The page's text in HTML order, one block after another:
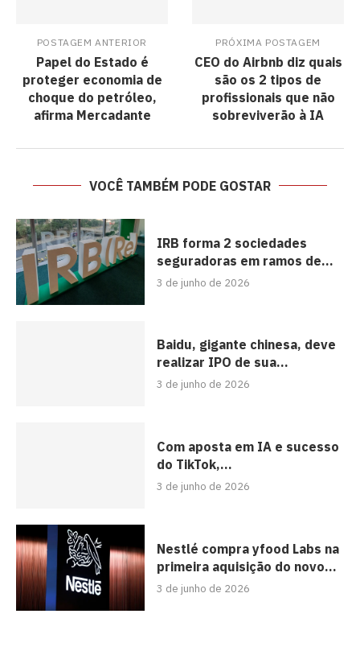
POSTAGEM ANTERIOR
Papel do Estado é
proteger economia de
choque do petróleo,
afirma Mercadante
PRÓXIMA POSTAGEM
CEO do Airbnb diz quais
são os 2 tipos de
profissionais que não
sobreviverão à IA
VOCÊ TAMBÉM PODE GOSTAR
IRB forma 2 sociedades
seguradoras em ramos de...
3 de junho de 2026
Baidu, gigante chinesa, deve
realizar IPO de sua...
3 de junho de 2026
Com aposta em IA e sucesso
do TikTok,...
3 de junho de 2026
Nestlé compra yfood Labs na
primeira aquisição do novo...
3 de junho de 2026